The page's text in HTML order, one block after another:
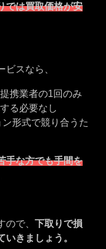
では買取価格が安
スなら、
携業者の1回のみ
る必要なし
形式で競り合うた
手な方でも手間を
で、 下取りで損
きましょう。